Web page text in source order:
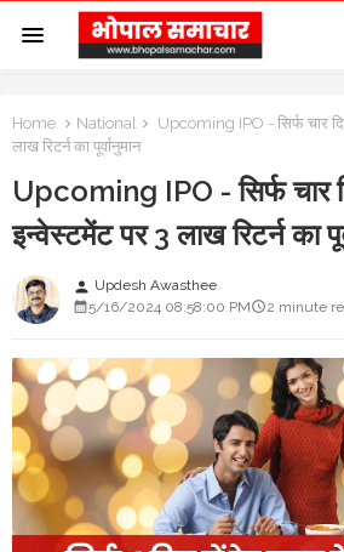
Home National
Upcoming IPO - सिर्फ चार
लाख रिटर्न का पूर्वानुमान
Upcoming IPO - सिर्फ चार
इन्वेस्टमेंट पर 3 लाख रिटर्न का
person Updesh Awasthee
5/16/2024 08:58:00 PM
2 minute